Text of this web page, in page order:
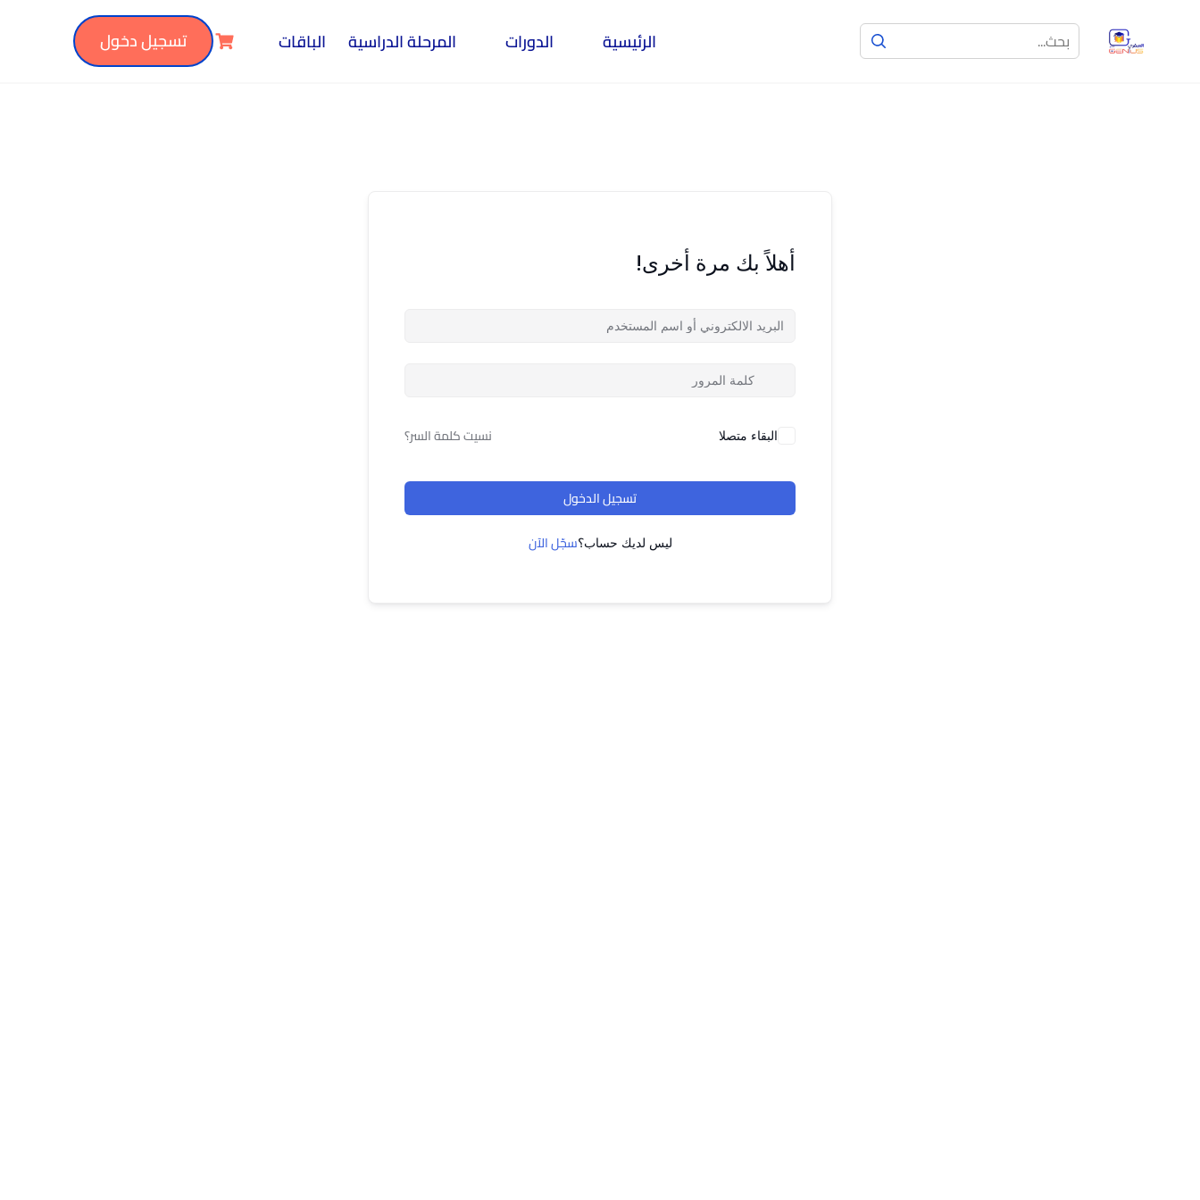
الرئيسية الدورات المرحلة الدراسية الباقات تسجيل دخول
أهلاً بك مرة أخرى!
البقاء متصلا نسيت كلمة السر؟
تسجيل الدخول
ليس لديك حساب؟سجّل الآن